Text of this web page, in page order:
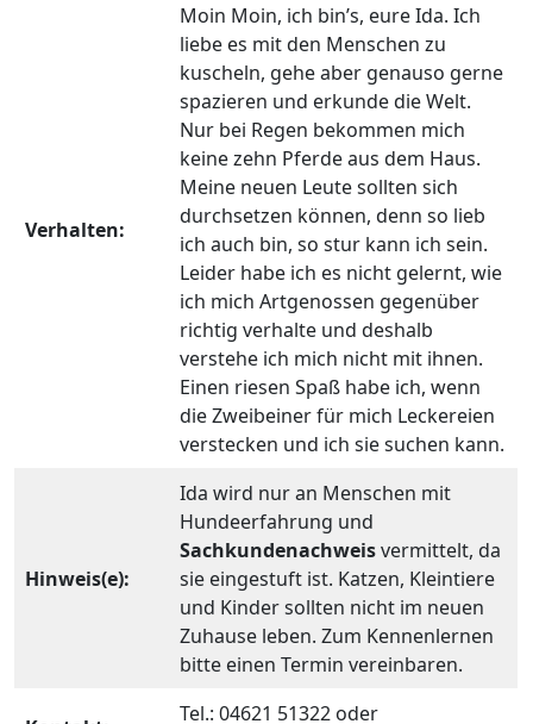
Verhalten:
Moin Moin, ich bin’s, eure Ida. Ich
liebe es mit den Menschen zu
kuscheln, gehe aber genauso gerne
spazieren und erkunde die Welt.
Nur bei Regen bekommen mich
keine zehn Pferde aus dem Haus.
Meine neuen Leute sollten sich
durchsetzen können, denn so lieb
ich auch bin, so stur kann ich sein.
Leider habe ich es nicht gelernt, wie
ich mich Artgenossen gegenüber
richtig verhalte und deshalb
verstehe ich mich nicht mit ihnen.
Einen riesen Spaß habe ich, wenn
die Zweibeiner für mich Leckereien
verstecken und ich sie suchen kann.
Hinweis(e):
Ida wird nur an Menschen mit
Hundeerfahrung und
Sachkundenachweisvermittelt, da
sie eingestuft ist. Katzen, Kleintiere
und Kinder sollten nicht im neuen
Zuhause leben. Zum Kennenlernen
bitte einen Termin vereinbaren.
Tel.: 04621 51322 oder